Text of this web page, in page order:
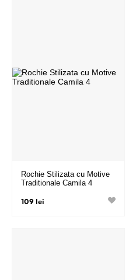
Rochie Stilizata cu Motive
Traditionale Camila 4
109 lei